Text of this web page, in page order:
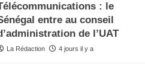
: le
entre au conseil
de l’UAT
La Rédaction 4 jours il y a